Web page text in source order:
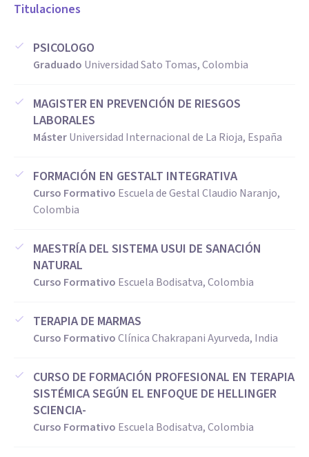
Titulaciones
PSICOLOGO
Graduado Universidad Sato Tomas, Colombia
MAGISTER EN PREVENCIÓN DE RIESGOS
LABORALES
MásterUniversidad Internacional de La Rioja, España
FORMACIÓN EN GESTALT INTEGRATIVA
Curso Formativo Escuela de Gestal Claudio Naranjo,
Colombia
MAESTRÍA DEL SISTEMA USUI DE SANACIÓN
NATURAL
Curso Formativo Escuela Bodisatva, Colombia
TERAPIA DE MARMAS
Curso FormativoClínica Chakrapani Ayurveda, India
CURSO DE FORMACIÓN PROFESIONAL EN TERAPIA
SISTÉMICA SEGÚN EL ENFOQUE DE HELLINGER
SCIENCIA-
Curso Formativo Escuela Bodisatva, Colombia